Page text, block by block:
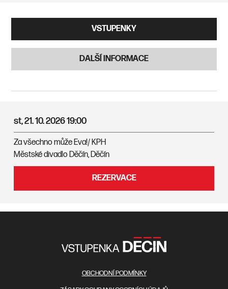
VSTUPENKY
DALŠÍ INFORMACE
st, 21. 10. 202619:00
Za všechno může Eva!/ KPH
Městské divadlo Děčín, Děčín
REZERVACE
OBCHODNÍ PODMÍNKY